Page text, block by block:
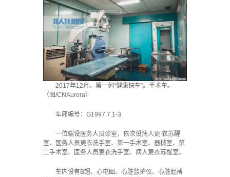
2017年12月。第一列“健康快车”。手术车。
（图/CNAurora）
车厢编号：G1997.7.1-3
一位端设医务人员诊室，依次设病人更 衣苏醒
室、医务人员更衣洗手室、第一手术室、器械室、第
二手术室、医务人员更衣洗手室、病人更衣苏醒室。
车内设有B超、心电图、心脏监护仪、心脏起搏